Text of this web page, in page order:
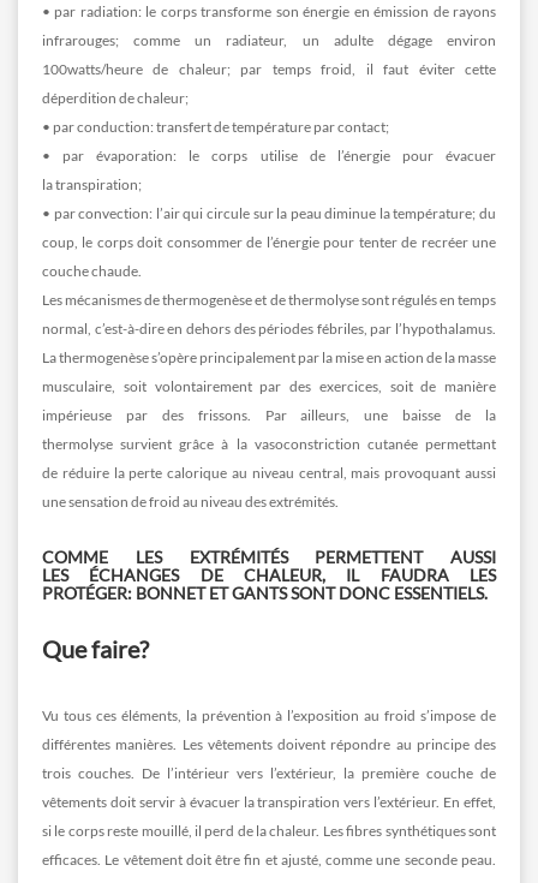
• par radiation: le corps transforme son énergie en émission de rayons
infrarouges; comme un radiateur, un adulte dégage environ
100watts/heure de chaleur; par temps froid, il faut éviter cette
déperdition de chaleur;
• par conduction: transfert de température par contact;
• par évaporation: le corps utilise de l’énergie pour évacuer
la transpiration;
• par convection: l’air qui circule sur la peau diminue la température; du
coup, le corps doit consommer de l’énergie pour tenter de recréer une
couche chaude.
Les mécanismes de thermogenèse et de thermolyse sont régulés en temps
normal, c’est-à-dire en dehors des périodes fébriles, par l’hypothalamus.
La thermogenèse s’opère principalement par la mise en action de la masse
musculaire, soit volontairement par des exercices, soit de manière
impérieuse par des frissons. Par ailleurs, une baisse de la
thermolyse survient grâce à la vasoconstriction cutanée permettant
de réduire la perte calorique au niveau central, mais provoquant aussi
une sensation de froid au niveau des extrémités.
COMME LES EXTRÉMITÉS PERMETTENT AUSSI
LES ÉCHANGES DE CHALEUR, IL FAUDRA LES
PROTÉGER: BONNET ET GANTS SONT DONC ESSENTIELS.
Que faire?
Vu tous ces éléments, la prévention à l’exposition au froid s’impose de
différentes manières. Les vêtements doivent répondre au principe des
trois couches. De l’intérieur vers l’extérieur, la première couche de
vêtements doit servir à évacuer la transpiration vers l’extérieur. En effet,
si le corps reste mouillé, il perd de la chaleur. Les fibres synthétiques sont
efficaces. Le vêtement doit être fin et ajusté, comme une seconde peau.